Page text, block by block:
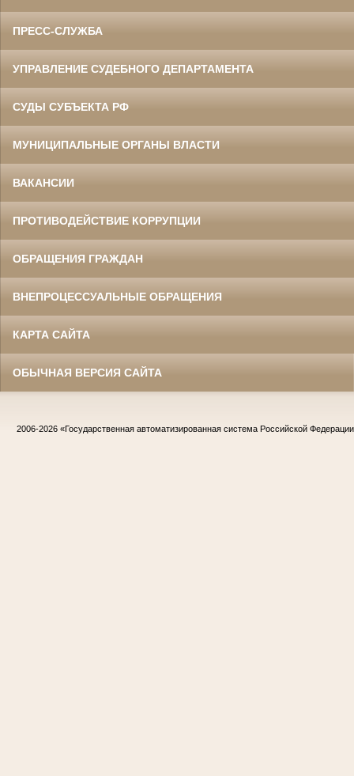
ПРЕСС-СЛУЖБА
УПРАВЛЕНИЕ СУДЕБНОГО ДЕПАРТАМЕНТА
СУДЫ СУБЪЕКТА РФ
МУНИЦИПАЛЬНЫЕ ОРГАНЫ ВЛАСТИ
ВАКАНСИИ
ПРОТИВОДЕЙСТВИЕ КОРРУПЦИИ
ОБРАЩЕНИЯ ГРАЖДАН
ВНЕПРОЦЕССУАЛЬНЫЕ ОБРАЩЕНИЯ
КАРТА САЙТА
ОБЫЧНАЯ ВЕРСИЯ САЙТА
2006-2026 «Государственная автоматизированная система Российской